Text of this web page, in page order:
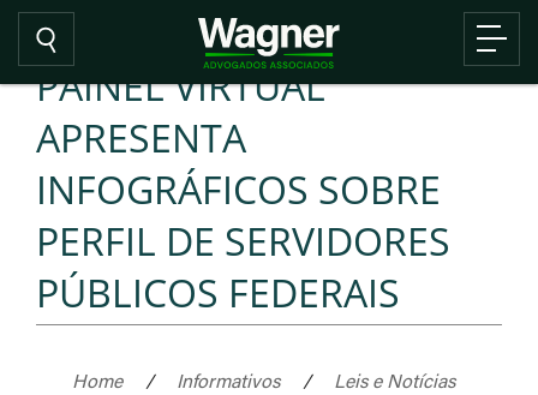
PAINEL VIRTUAL
APRESENTA
INFOGRÁFICOS SOBRE
PERFIL DE SERVIDORES
PÚBLICOS FEDERAIS
Home / Informativos /
Leis e Notícias